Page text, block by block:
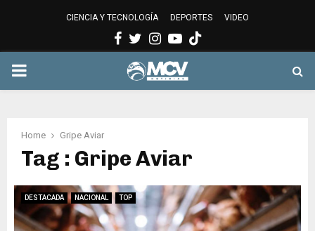
CIENCIA Y TECNOLOGÍA DEPORTES VIDEO
Facebook
Twitter
Instagram
Youtube
PRIMARY
Home Gripe Aviar
Tag : Gripe Aviar
DESTACADA NACIONAL TOP